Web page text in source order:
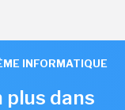
INFORMATIQUE
plus dans